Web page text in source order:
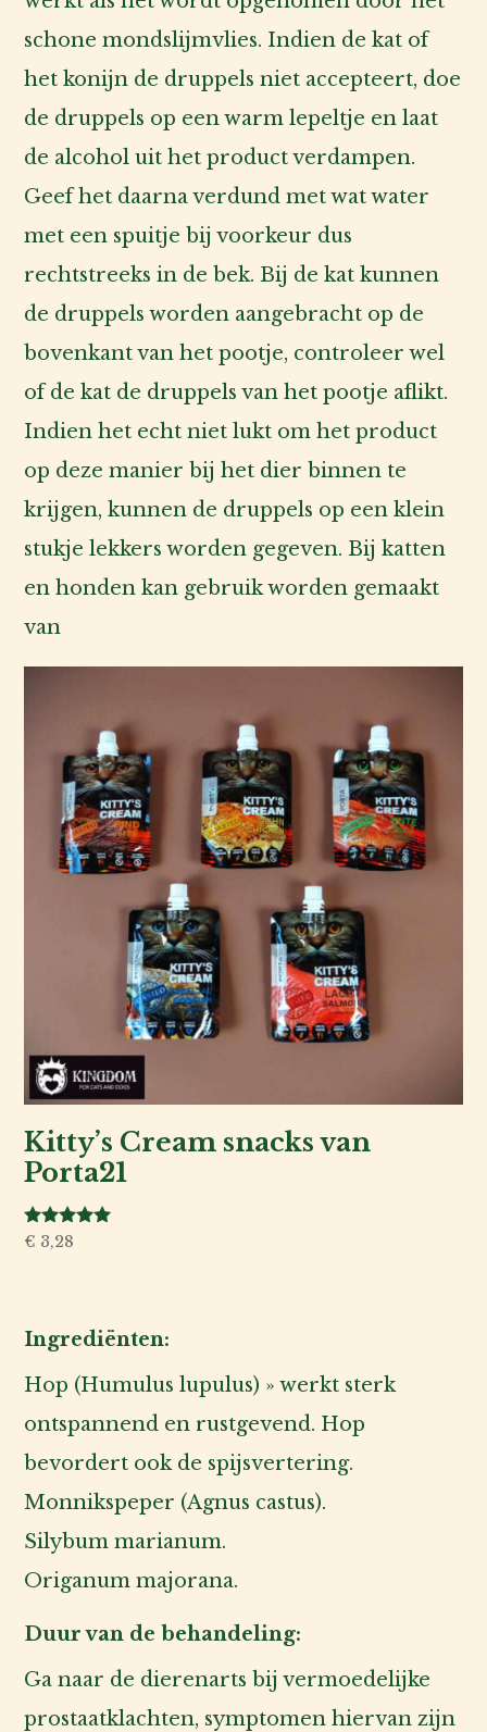
schone mondslijmvlies. Indien de kat of
het konijn de druppels niet accepteert, doe
de druppels op een warm lepeltje en laat
de alcohol uit het product verdampen.
Geef het daarna verdund met wat water
met een spuitje bij voorkeur dus
rechtstreeks in de bek. Bij de kat kunnen
de druppels worden aangebracht op de
bovenkant van het pootje, controleer wel
of de kat de druppels van het pootje aflikt.
Indien het echt niet lukt om het product
op deze manier bij het dier binnen te
krijgen, kunnen de druppels op een klein
stukje lekkers worden gegeven. Bij katten
en honden kan gebruik worden gemaakt
van
Kitty’s Cream snacks van
Porta21
Gewaardeerd
5.00
€ 3,28
Ingrediënten:
Hop (Humulus lupulus) » werkt sterk
ontspannend en rustgevend. Hop
bevordert ook de spijsvertering.
Monnikspeper (Agnus castus).
Silybum marianum.
Origanum majorana.
Duur van de behandeling:
Ga naar de dierenarts bij vermoedelijke
prostaatklachten, symptomen hiervan zijn